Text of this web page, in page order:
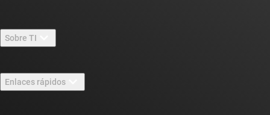
Sobre TI
Carreras laborales
Enlaces rápidos